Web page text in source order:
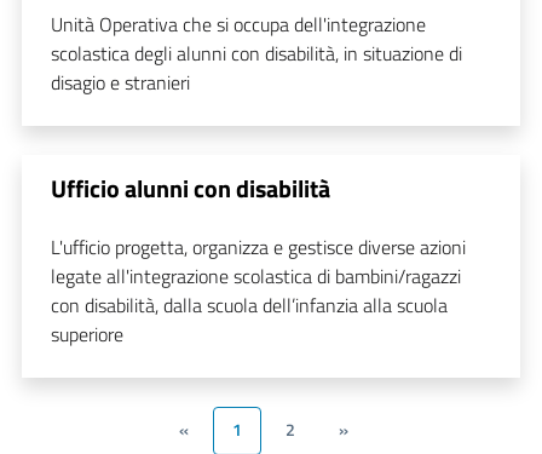
Unità Operativa che si occupa dell'integrazione
scolastica degli alunni con disabilità, in situazione di
disagio e stranieri
Ufficio alunni con disabilità
L'ufficio progetta, organizza e gestisce diverse azioni
legate all'integrazione scolastica di bambini/ragazzi
con disabilità, dalla scuola dell’infanzia alla scuola
superiore
« 1 2 »